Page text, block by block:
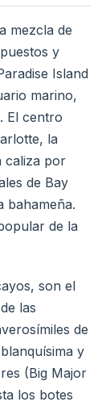
mezcla de
y
Island
marino,
El centro
la
caliza por
de Bay
bahameña.
de la
son el
las
de
y
(Big Major
los botes